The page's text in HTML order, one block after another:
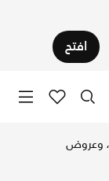
افتح
وعروض